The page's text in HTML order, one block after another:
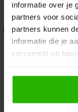
informatie over je
partners voor
partners kunnen
informatie die je
verzameld op
Als je op
toestemming om
Application error:
loading